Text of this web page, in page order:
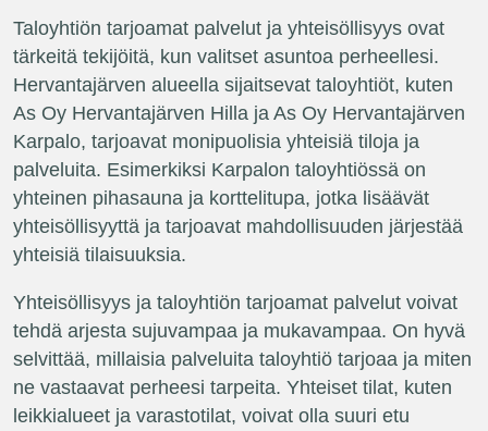
Taloyhtiön tarjoamat palvelut ja yhteisöllisyys ovat
tärkeitä tekijöitä, kun valitset asuntoa perheellesi.
Hervantajärven alueella sijaitsevat taloyhtiöt, kuten
As Oy Hervantajärven Hilla ja As Oy Hervantajärven
Karpalo, tarjoavat monipuolisia yhteisiä tiloja ja
palveluita. Esimerkiksi Karpalon taloyhtiössä on
yhteinen pihasauna ja korttelitupa, jotka lisäävät
yhteisöllisyyttä ja tarjoavat mahdollisuuden järjestää
yhteisiä tilaisuuksia.
Yhteisöllisyys ja taloyhtiön tarjoamat palvelut voivat
tehdä arjesta sujuvampaa ja mukavampaa. On hyvä
selvittää, millaisia palveluita taloyhtiö tarjoaa ja miten
ne vastaavat perheesi tarpeita. Yhteiset tilat, kuten
leikkialueet ja varastotilat, voivat olla suuri etu